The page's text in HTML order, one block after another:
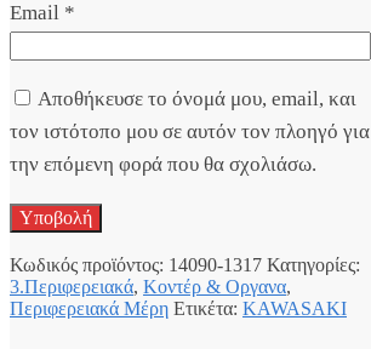
Email *
Αποθήκευσε το όνομά μου, email, και
τον ιστότοπο μου σε αυτόν τον πλοηγό για
την επόμενη φορά που θα σχολιάσω.
Κωδικός προϊόντος: 14090-1317 Κατηγορίες:
3.Περιφερειακά, Κοντέρ & Οργανα,
Περιφερειακά Μέρη Ετικέτα: KAWASAKI